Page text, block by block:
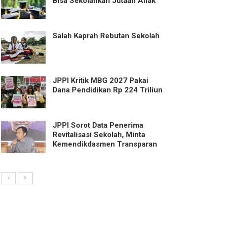
Salah Kaprah Rebutan Sekolah
JPPI Kritik MBG 2027 Pakai
Dana Pendidikan Rp 224 Triliun
JPPI Sorot Data Penerima
Revitalisasi Sekolah, Minta
Kemendikdasmen Transparan